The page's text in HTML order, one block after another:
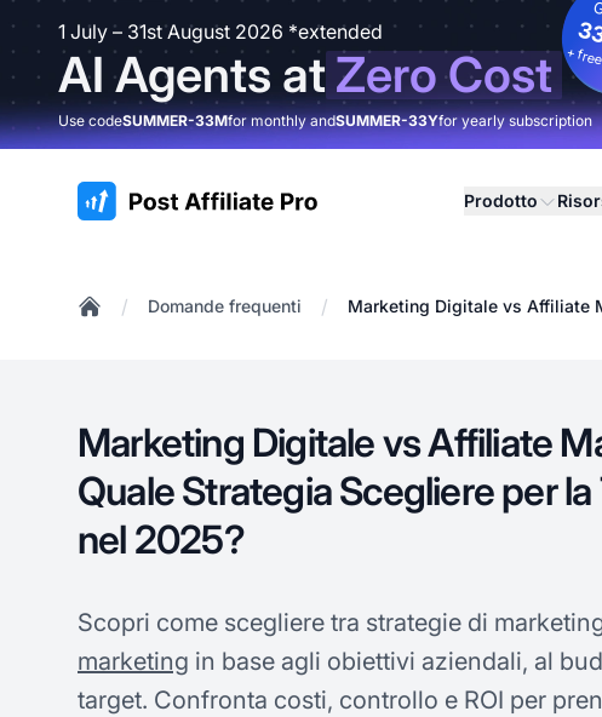
1 July – 31st August 2026 *extended
AI Agents atZero Cost +
Use codeSUMMER-33Mfor monthly andSUMMER-33Yfor yearly subscription
:site.title Prodotto
/ Domande frequenti / Marketing Digitale vs Affiliate
Marketing Digitale vs Affiliate
Quale Strategia Scegliere per
nel 2025?
Scopri come scegliere tra strategie di
marketing in base agli obiettivi aziendali, al
target. Confronta costi, controllo e ROI per